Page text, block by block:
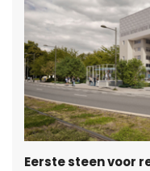
Eerste steen voor